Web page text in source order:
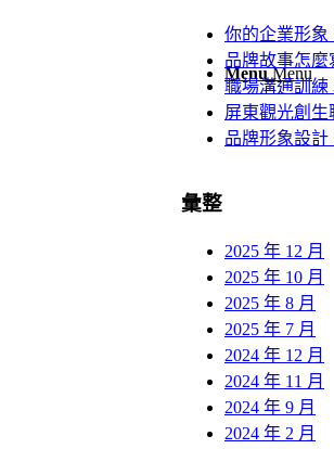
Menu Menu
你的企業形象
品牌故事怎
職場溝通訓練
屏東觀光創生
品牌形象設計
彙整
2025 年 12 月
2025 年 10 月
2025 年 8 月
2025 年 7 月
2024 年 12 月
2024 年 11 月
2024 年 9 月
2024 年 2 月